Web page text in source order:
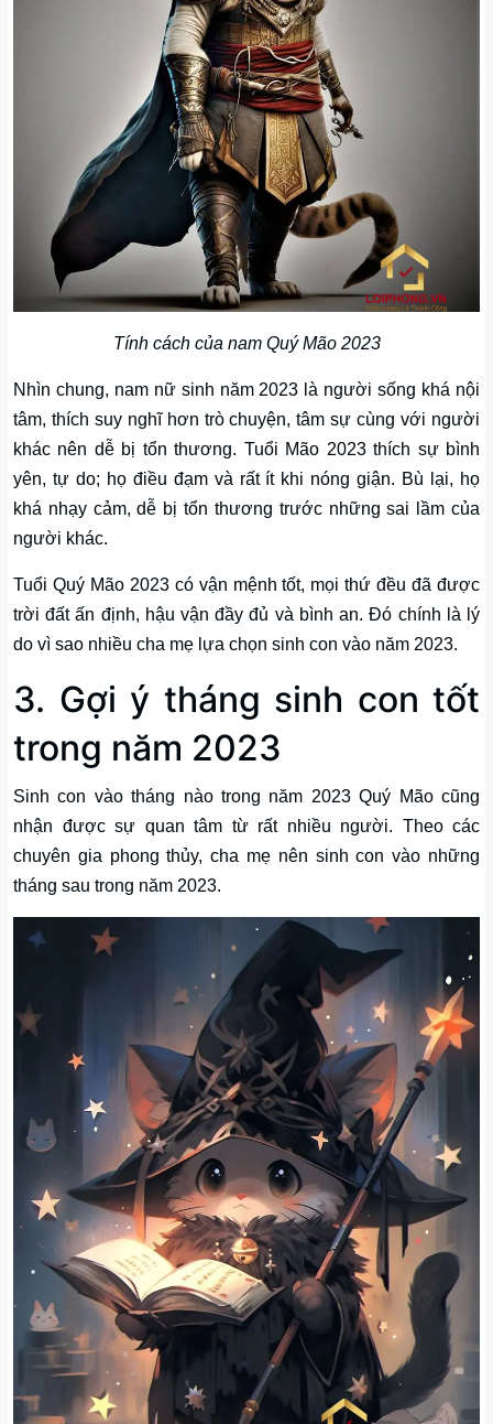
Tính cách của nam Quý Mão 2023
Nhìn chung, nam nữ sinh năm 2023 là người sống khá nội
tâm, thích suy nghĩ hơn trò chuyện, tâm sự cùng với người
khác nên dễ bị tổn thương. Tuổi Mão 2023 thích sự bình
yên, tự do; họ điều đạm và rất ít khi nóng giận. Bù lại, họ
khá nhạy cảm, dễ bị tổn thương trước những sai lầm của
người khác.
Tuổi Quý Mão 2023 có vận mệnh tốt, mọi thứ đều đã được
trời đất ấn định, hậu vận đầy đủ và bình an. Đó chính là lý
do vì sao nhiều cha mẹ lựa chọn sinh con vào năm 2023.
3. Gợi ý tháng sinh con tốt
trong năm 2023
Sinh con vào tháng nào trong năm 2023 Quý Mão cũng
nhận được sự quan tâm từ rất nhiều người. Theo các
chuyên gia phong thủy, cha mẹ nên sinh con vào những
tháng sau trong năm 2023.